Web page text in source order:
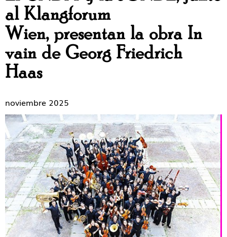
al Klangforum
Wien, presentan la obra In
vain de Georg Friedrich
Haas
noviembre 2025